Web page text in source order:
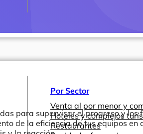
Por Sector
Venta al por menor y
Hoteles y complejos
Restaurantes
para supervisar el progreso y
de la eficiencia de tus equipos